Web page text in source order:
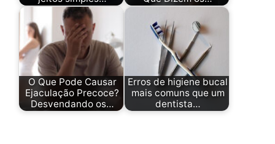
O Que Pode Causar
Ejaculação Precoce?
Desvendando os…
Erros de higiene bucal
mais comuns que um
dentista…